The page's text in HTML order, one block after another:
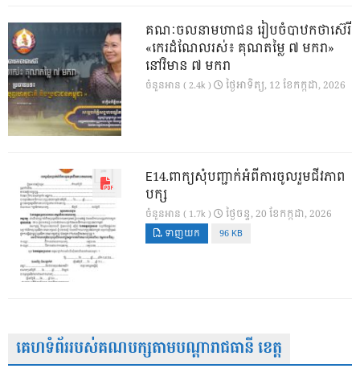
គណៈចលនាមហាជន រៀបចំបាឋកថាស៊េរី
«កេរដំណែលរស់៖ គុណតម្លៃ ៧ មករា»
នៅវិមាន ៧ មករា
ចំនួនអាន ( 2.4k ) ថ្ងៃ​អាទិត្យ, 12 ខែ​កក្កដា, 2026
E14.ពាក្យសុំបញ្ជាក់អំពីការចូលរួមជីវភាព
បក្ស
ចំនួនអាន ( 1.7k ) ថ្ងៃ​ចន្ទ, 20 ខែ​កក្កដា, 2026
ទាញយក 96 KB
គេហទំព័ររបស់គណបក្សតាមបណ្តារាជធានី ខេត្ត